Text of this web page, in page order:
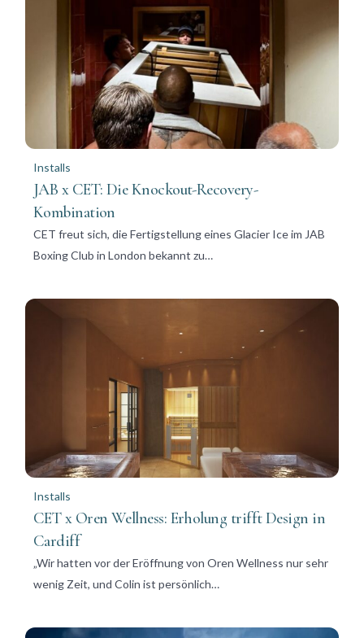
Installs
JAB x CET: Die Knockout-Recovery-
Kombination
CET freut sich, die Fertigstellung eines Glacier Ice im JAB
Boxing Club in London bekannt zu…
Installs
CET x Oren Wellness: Erholung trifft Design in
Cardiff
„Wir hatten vor der Eröffnung von Oren Wellness nur sehr
wenig Zeit, und Colin ist persönlich…